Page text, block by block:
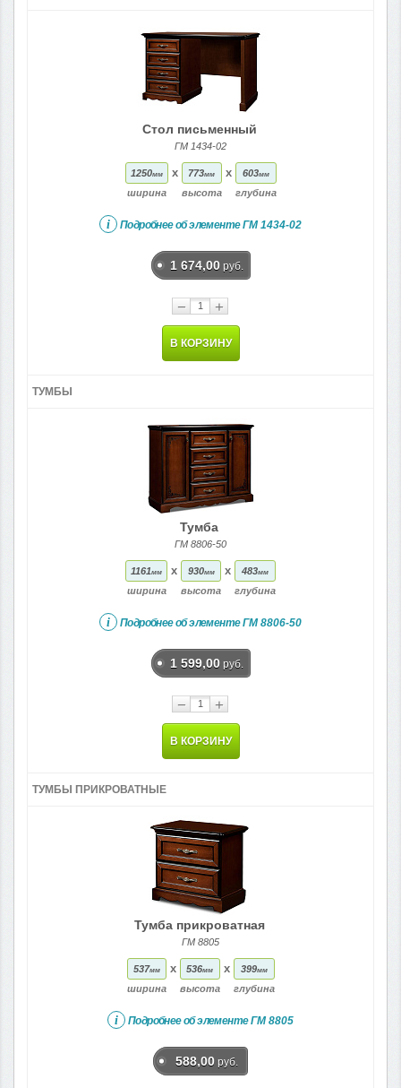
Стол письменный
ГМ 1434-02
1250мм
ширина
x 773мм
высота
x 603мм
глубина
i Подробнее об элементеГМ 1434-02
1 674,00 руб.
− +
В КОРЗИНУ
ТУМБЫ
Тумба
ГМ 8806-50
1161мм
ширина
x 930мм
высота
x 483мм
глубина
i Подробнее об элементеГМ 8806-50
1 599,00 руб.
− +
В КОРЗИНУ
ТУМБЫ ПРИКРОВАТНЫЕ
Тумба прикроватная
ГМ 8805
537мм
ширина
x 536мм
высота
x 399мм
глубина
i Подробнее об элементеГМ 8805
588,00 руб.